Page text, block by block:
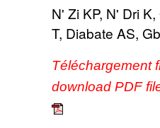
N' Zi KP, N' Dri
T, Diabate AS,
Téléchargement
download PDF